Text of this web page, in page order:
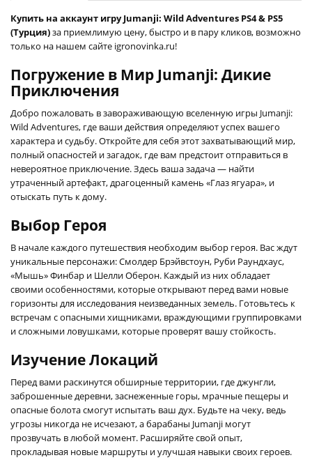
Купить на аккаунт игру Jumanji: Wild Adventures PS4 & PS5
(Турция)за приемлимую цену, быстро и в пару кликов, возможно
только на нашем сайте igronovinka.ru!
Погружение в Мир Jumanji: Дикие
Приключения
Добро пожаловать в завораживающую вселенную игры Jumanji:
Wild Adventures, где ваши действия определяют успех вашего
характера и судьбу. Откройте для себя этот захватывающий мир,
полный опасностей и загадок, где вам предстоит отправиться в
невероятное приключение. Здесь ваша задача — найти
утраченный артефакт, драгоценный камень «Глаз ягуара», и
отыскать путь к дому.
Выбор Героя
В начале каждого путешествия необходим выбор героя. Вас ждут
уникальные персонажи: Смолдер Брэйвстоун, Руби Раундхаус,
«Мышь» Финбар и Шелли Оберон. Каждый из них обладает
своими особенностями, которые открывают перед вами новые
горизонты для исследования неизведанных земель. Готовьтесь к
встречам с опасными хищниками, враждующими группировками
и сложными ловушками, которые проверят вашу стойкость.
Изучение Локаций
Перед вами раскинутся обширные территории, где джунгли,
заброшенные деревни, заснеженные горы, мрачные пещеры и
опасные болота смогут испытать ваш дух. Будьте на чеку, ведь
угрозы никогда не исчезают, а барабаны Jumanji могут
прозвучать в любой момент. Расширяйте свой опыт,
прокладывая новые маршруты и улучшая навыки своих героев.